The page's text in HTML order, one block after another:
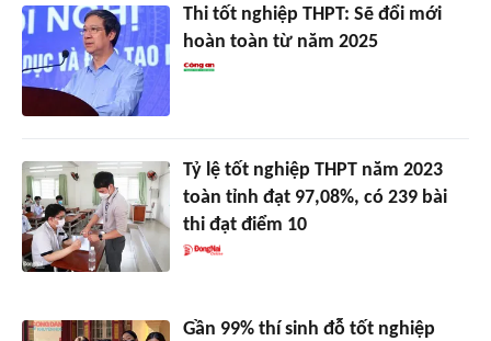
Thi tốt nghiệp THPT: Sẽ đổi mới
hoàn toàn từ năm 2025
Tỷ lệ tốt nghiệp THPT năm 2023
toàn tỉnh đạt 97,08%, có 239 bài
thi đạt điểm 10
Gần 99% thí sinh đỗ tốt nghiệp